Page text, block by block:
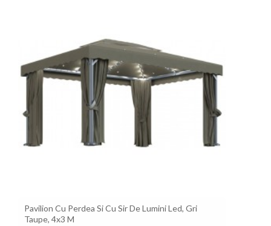
Pavilion Cu Perdea Si Cu Sir De Lumini Led, Gri
Taupe, 4x3 M